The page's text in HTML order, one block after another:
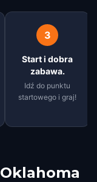
3
Start i dobra
zabawa.
Idź do punktu
startowego i graj!
Oklahoma